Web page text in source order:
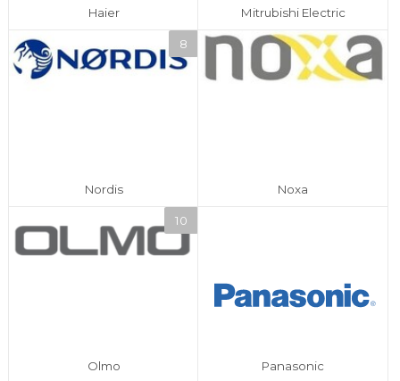
Haier Mitrubishi Electric
Nordis Noxa
Olmo Panasonic